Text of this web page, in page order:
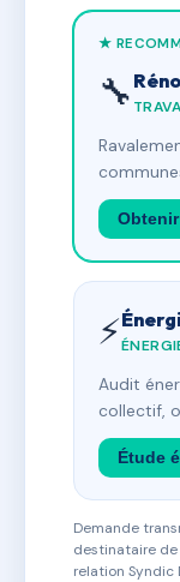
★
🔧
⚡
Audit
collectif,
Étude
Demande
destinataire de
relation Syndic